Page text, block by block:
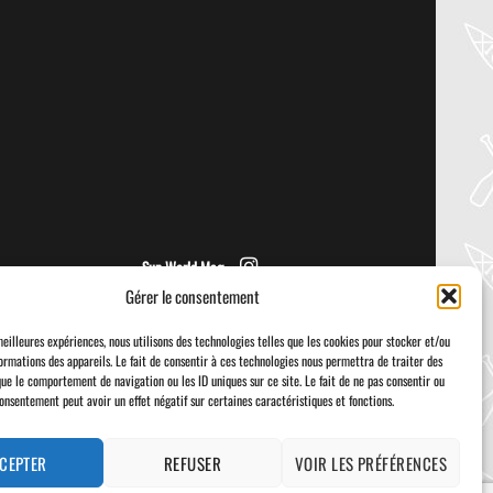
Gérer le consentement
expériences, nous utilisons des technologies telles que les cookies pour stocker et/ou
des appareils. Le fait de consentir à ces technologies nous permettra de traiter des
le comportement de navigation ou les ID uniques sur ce site. Le fait de ne pas consentir ou
peut avoir un effet négatif sur certaines caractéristiques et fonctions.
REFUSER VOIR LES PRÉFÉRENCES
Sup World Mag
Visa PayPal Stripe MasterCard
Delivery